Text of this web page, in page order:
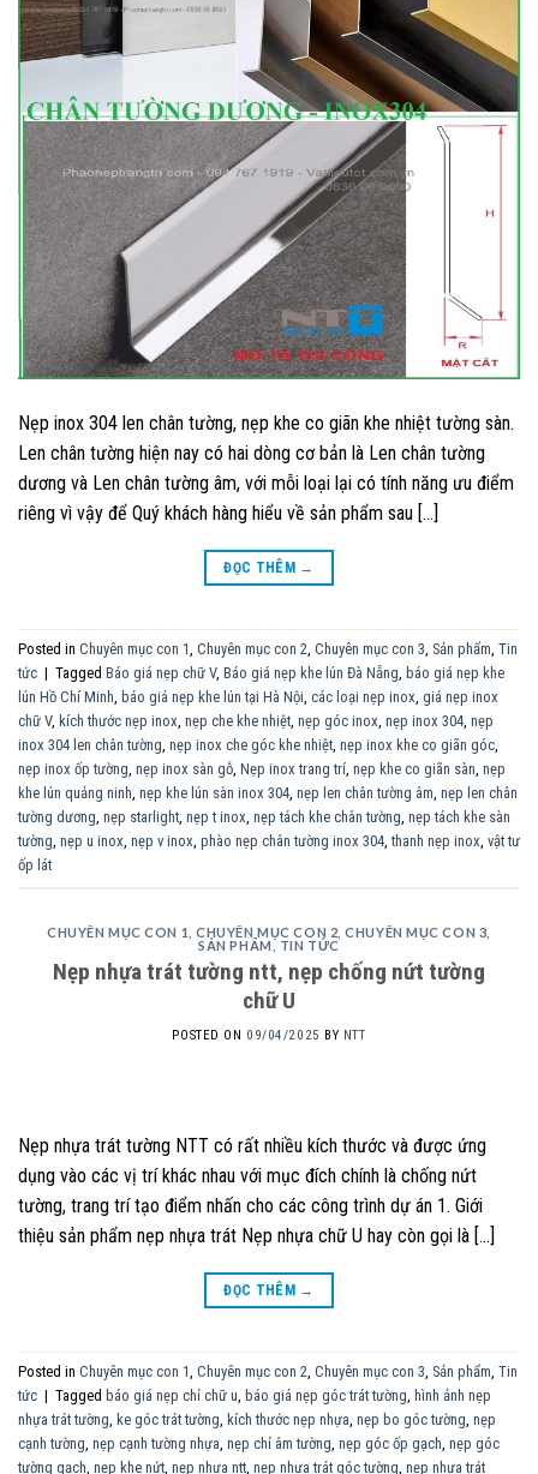
Nẹp inox 304 len chân tường, nẹp khe co giãn khe nhiệt tường sàn.
Len chân tường hiện nay có hai dòng cơ bản là Len chân tường
dương và Len chân tường âm, với mỗi loại lại có tính năng ưu điểm
riêng vì vậy để Quý khách hàng hiểu về sản phẩm sau […]
ĐỌC THÊM →
Posted in Chuyên mục con 1 Chuyên mục con 2 Chuyên mục con 3 Sản phẩm Tin
tức | Tagged Báo giá nẹp chữ V, Báo giá nẹp khe lún Đà Nẵng báo giá nẹp khe
lún Hồ Chí Minh báo giá nẹp khe lún tại Hà Nội các loại nẹp inox giá nẹp inox
chữ V, kích thước nẹp inox nẹp che khe nhiệt nẹp góc inox nẹp inox 304 nẹp
inox 304 len chân tường nẹp inox che góc khe nhiệt nẹp inox khe co giãn góc
nẹp inox ốp tường nẹp inox sàn gỗ Nẹp inox trang trí nẹp khe co giãn sàn nẹp
khe lún quảng ninh nẹp khe lún sàn inox 304 nẹp len chân tường âm nẹp len chân
tường dương nẹp starlight nẹp t inox nẹp tách khe chân tường nẹp tách khe sàn
tường nẹp u inox nẹp v inox phào nẹp chân tường inox 304 ,thanh nẹp inox vật tư
ốp lát
CHUYÊN MỤC CON 1 ,CHUYÊN MỤC CON 2 ,CHUYÊN MỤC CON 3
SẢN PHẨM , TIN TỨC
Nẹp nhựa trát tường ntt, nẹp chống nứt tường
chữ U
POSTED ON 09/04/2025 BY NTT
Nẹp nhựa trát tường NTT có rất nhiều kích thước và được ứng
dụng vào các vị trí khác nhau với mục đích chính là chống nứt
tường, trang trí tạo điểm nhấn cho các công trình dự án 1. Giới
thiệu sản phẩm nẹp nhựa trát Nẹp nhựa chữ U hay còn gọi là […]
ĐỌC THÊM →
Posted in Chuyên mục con 1, Chuyên mục con 2, Chuyên mục con 3, Sản phẩm, Tin
tức | Tagged báo giá nẹp chỉ chữ u, báo giá nẹp góc trát tường, hình ảnh nẹp
nhựa trát tường, ke góc trát tường, kích thước nẹp nhựa, nẹp bo góc tường, nẹp
cạnh tường, nẹp cạnh tường nhựa, nẹp chỉ âm tường, nẹp góc ốp gạch, nẹp góc
tường gạch, nẹp khe nứt, nẹp nhựa ntt, nẹp nhựa trát góc tường, nẹp nhựa trát